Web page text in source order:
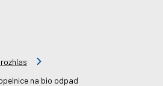
na bio odpad